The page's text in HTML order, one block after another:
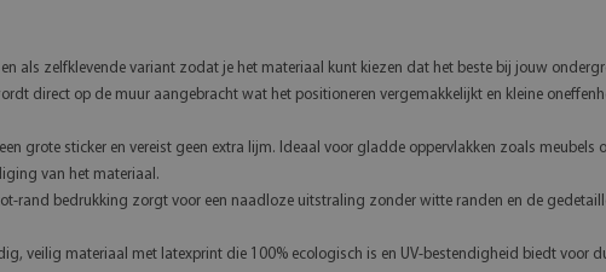
als zelfklevende variant zodat je het materiaal kunt kiezen dat het beste bij jouw
direct op de muur aangebracht wat het positioneren vergemakkelijkt en kleine
grote sticker en vereist geen extra lijm. Ideaal voor gladde oppervlakken zoals
van het materiaal.
rand bedrukking zorgt voor een naadloze uitstraling zonder witte randen en de
veilig materiaal met latexprint die 100% ecologisch is en UV-bestendigheid biedt voor